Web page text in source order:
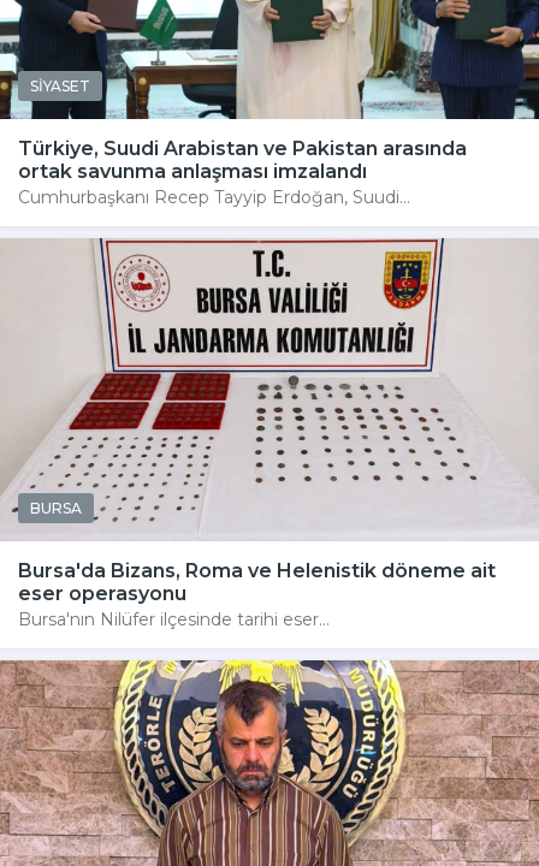
SİYASET
Türkiye, Suudi Arabistan ve Pakistan arasında
ortak savunma anlaşması imzalandı
Cumhurbaşkanı Recep Tayyip Erdoğan, Suudi...
BURSA
Bursa'da Bizans, Roma ve Helenistik döneme ait
eser operasyonu
Bursa'nın Nilüfer ilçesinde tarihi eser...